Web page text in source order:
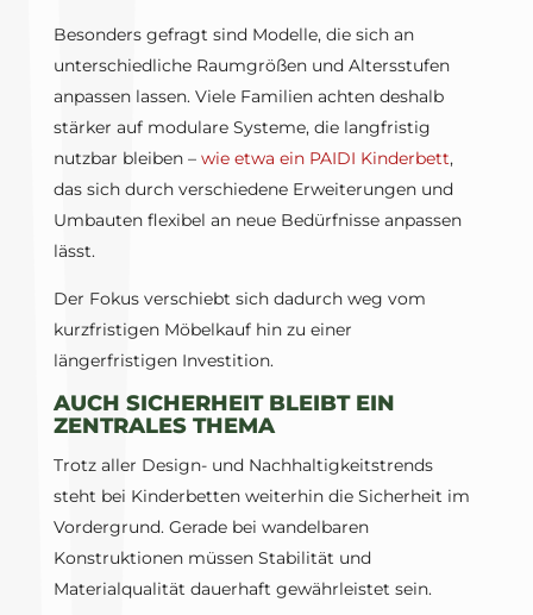
Besonders gefragt sind Modelle, die sich an
unterschiedliche Raumgrößen und Altersstufen
anpassen lassen. Viele Familien achten deshalb
stärker auf modulare Systeme, die langfristig
nutzbar bleiben – wie etwa ein PAIDI Kinderbett,
das sich durch verschiedene Erweiterungen und
Umbauten flexibel an neue Bedürfnisse anpassen
lässt.
Der Fokus verschiebt sich dadurch weg vom
kurzfristigen Möbelkauf hin zu einer
längerfristigen Investition.
AUCH SICHERHEIT BLEIBT EIN
ZENTRALES THEMA
Trotz aller Design- und Nachhaltigkeitstrends
steht bei Kinderbetten weiterhin die Sicherheit im
Vordergrund. Gerade bei wandelbaren
Konstruktionen müssen Stabilität und
Materialqualität dauerhaft gewährleistet sein.